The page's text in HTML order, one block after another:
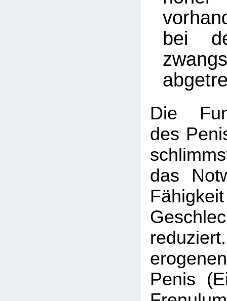
bei
Die
des
das
Penis